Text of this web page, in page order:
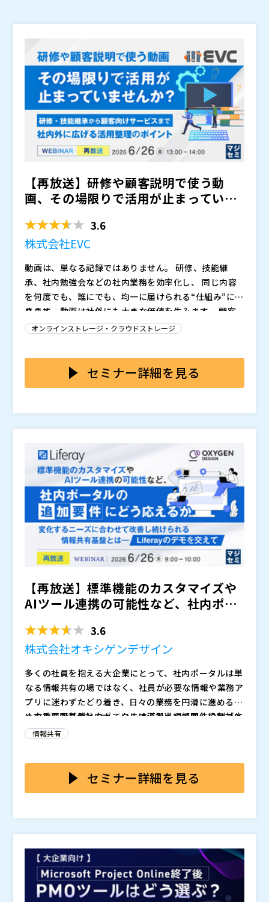
【再放送】研修や顧客説明で使う動
画、その場限りで活用が止まっていま
3.6
株式会社EVC
動画は、単なる記録ではありません。 研修、技能継
承、社内勉強会などの社内業務を効率化し、 同じ内容
を何度でも、誰にでも、均一に届けられる“仕組み”にな
ります。
さらに、動画は社外にも大きな価値を生みます。 顧客
向けの説明、代理店教育、資格更新研修、 スポーツや
内外の価値提供をどう変えるのか を具体的に紹介しま
じ説明を何度も行う必要がなくなり、拠点や職種が違っ
ても、 同じ品質の内容を、必要なタイミングで届けら
れる仕組み がつくれます。
・研修（新人・中堅・管理職）の標準化 ・技能継承
（製造・建築・食品など）の属人化解消 ・社内勉強
会・技術共有のアーカイブ化 ・営業・品質・技術部門
のナレッジ共有 ・社長メッセージやイベント記録の全
社展開
これらはすべて、“動画があるだけで再現性が高まる”
活用例です。
動画は社外向けにも強力な価値を生みます。 顧客、代
理店、パートナー、資格講座受講者など、 対象者ごと
に必要な内容を確実に届けられる“サービス” に変わり
ます。
・顧客向けの商品説明・導入教育 ・代理店向けの販売
コンテンツ配信（講座・専門知識・エンターテイメン
ト） ・スポーツ・イベントの限定配信 ・技術商社・認
動画は、単なる記録ではなく、 “新しい収益源”にも“顧
・研修・技能継承の効率化や標準化を進めたい方 ・社
内のナレッジ共有を仕組みとして整えたい方 ・顧客向
けの説明や教育を動画で強化したい方 ・代理店・パー
トナーへの情報提供を均一化したい方 ・資格講座・更
新研修などを動画で提供したい方 ・有料コンテンツや
限定配信など、新しいサービスを検討している方 ・Zo
om・Teams＋SharePointでは対応しきれないと感じ
始めている方
株式会社EVC（）
マジセミ株式会社（）
※共催、協賛、協力、講演企業は将来的に追加、削除さ
れる可能性があります。
オンラインストレージ・クラウドストレージ
セミナー詳細を見る
【再放送】標準機能のカスタマイズや
AIツール連携の可能性など、社内ポー
3.6
株式会社オキシゲンデザイン
多くの社員を抱える大企業にとって、社内ポータルは単
なる情報共有の場ではなく、社員が必要な情報や業務ア
プリに迷わずたどり着き、日々の業務を円滑に進めるた
めの重要な基盤となっています。拠点や部門、役割ごと
に扱う情報や業務プロセスが異なり、働き方や利用環境
率の向上に貢献する役割が求められています。
一方で、既存の社内ポータルは導入当初の要件には対応
できていても、運用を続ける中で生まれる新たな追加要
い、利用者の使いやすさに合わせて導線を見直したい、
AIツール連携も視野に入れて情報活用の幅を広げたいと
提とした運用が中心となるため、自社の要件に合わせて
柔軟に対応することが難しくなりがちです。その結果、
必要な改善が進まず、現場にとって使いやすい環境を維
持しにくくなるだけでなく、社内ポータルが本来持つ業
務効率化や情報活用のポテンシャルを十分に発揮できな
くなります。
要件に応えながら、現場にとって使いやすい環境を継続
的に実現していくために、なぜ拡張性やカスタマイズ性
で、により、標準機能のカスタマイズやAIツール連携の
ニーズへの対応可能性（カスタマイズによる拡張を含
む）、また変化する要件に合わせて改善し続けられる情
報共有基盤をどのように実現できるのかを解説します。
セミナー内では、デモを通じて実際の操作や構築方法、
拡張性の考え方もご紹介し、拡張の方向性や活用イメー
マジセミ株式会社（）
※共催、協賛、協力、講演企業は将来的に追加、削除さ
れる可能性があります。
情報共有
セミナー詳細を見る